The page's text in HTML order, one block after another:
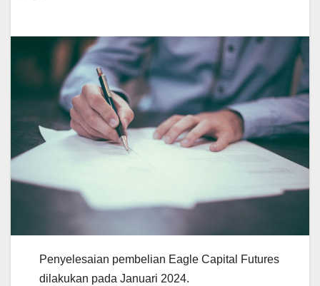
Penyelesaian pembelian Eagle Capital Futures
dilakukan pada Januari 2024.